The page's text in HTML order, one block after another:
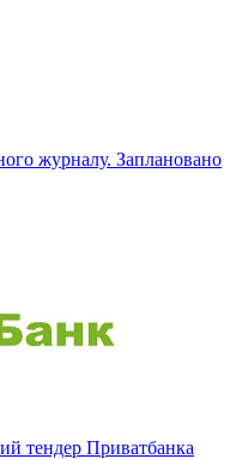
журналу. Заплановано
тендер Приватбанка